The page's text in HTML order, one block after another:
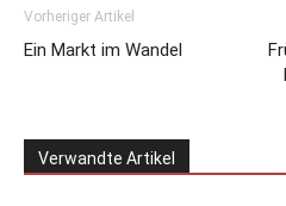
Vorheriger Artikel
Ein Markt im Wandel
Verwandte Artikel